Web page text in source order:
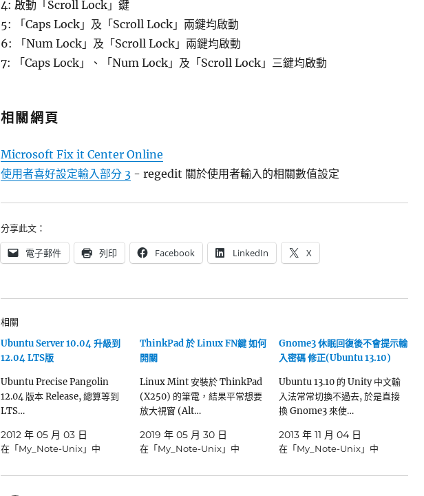
4: 啟動「Scroll Lock」鍵
5: 「Caps Lock」及「Scroll Lock」兩鍵均啟動
6: 「Num Lock」及「Scroll Lock」兩鍵均啟動
7: 「Caps Lock」、「Num Lock」及「Scroll Lock」三鍵均啟動
相關網頁
Microsoft Fix it Center Online
使用者喜好設定輸入部分 3- regedit 關於使用者輸入的相關數值設定
分享此文：
電子郵件 列印 Facebook LinkedIn X
相關
Ubuntu Server 10.04 升級到
12.04 LTS版
Ubuntu Precise Pangolin
12.04 版本 Release, 總算等到
LTS…
2012 年 05 月 03 日
在「My_Note-Unix」中
ThinkPad 於 Linux FN鍵 如何
開關
Linux Mint 安裝於 ThinkPad
(X250) 的筆電，結果平常想要
放大視窗 (Alt…
2019 年 05 月 30 日
在「My_Note-Unix」中
Gnome3 休眠回復後不會提示輸
入密碼 修正(Ubuntu 13.10)
Ubuntu 13.10 的 Unity 中文輸
入法常常切換不過去, 於是直接
換 Gnome3 來使…
2013 年 11 月 04 日
在「My_Note-Unix」中